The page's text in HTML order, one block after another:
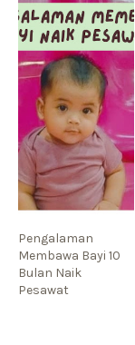
Pengalaman
Membawa Bayi 10
Bulan Naik
Pesawat